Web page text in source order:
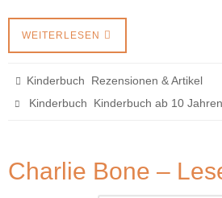
WEITERLESEN
Kinderbuch
Rezensionen & Artikel
Kinderbuch
Kinderbuch ab 10 Jahren
Charlie Bone –